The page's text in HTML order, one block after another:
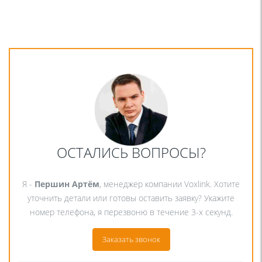
ОСТАЛИСЬ ВОПРОСЫ?
Я - Першин Артём, менеджер компании Voxlink. Хотите
уточнить детали или готовы оставить заявку? Укажите
номер телефона, я перезвоню в течение 3-х секунд.
Заказать звонок